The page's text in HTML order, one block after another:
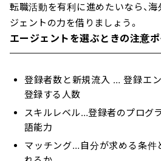
転職活動を有利に進めたいなら、
ジェントの力を借りましょう。
エージェントを選ぶときの注意
登録者数と新規流入 … 登録エ
登録する人数
スキルレベル…登録者のプログ
語能力
マッチング…自分が求める条件